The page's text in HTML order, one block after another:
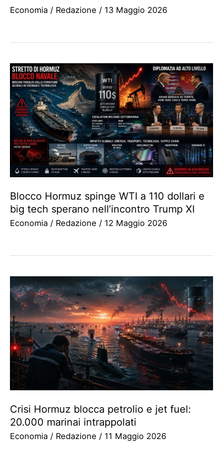
Economia / Redazione / 13 Maggio 2026
Blocco Hormuz spinge WTI a 110 dollari e
big tech sperano nell’incontro Trump XI
Economia / Redazione / 12 Maggio 2026
Crisi Hormuz blocca petrolio e jet fuel:
20.000 marinai intrappolati
Economia / Redazione / 11 Maggio 2026